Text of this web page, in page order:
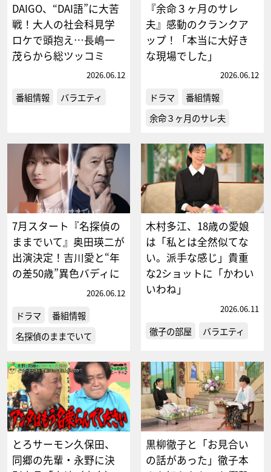
DAIGO、“DAI語”に大苦
戦！大人の社会科見学
ロケで頭抱え…長嶋一
茂らから総ツッコミ
2026.06.12
番組情報 バラエティ
『余命３ヶ月のサレ
夫』感動のクランクア
ップ！「本当に大好き
な現場でした」
2026.06.12
ドラマ
番組情報
余命３ヶ月のサレ夫
7月スタート『名探偵の
ままでいて』奥田瑛二が
出演決定！吉川愛と“年
の差50歳”異色バディに
2026.06.12
ドラマ
番組情報
名探偵のままでいて
木村多江、18歳の愛娘
は「私とは全然似てな
い。派手な感じ」貴重
な2ショットに「かわい
いわね」
2026.06.11
徹子の部屋 バラエティ
とろサーモン久保田、
同郷の先輩・永野に決
黒柳徹子と「お見合い
の話があった」徹子本